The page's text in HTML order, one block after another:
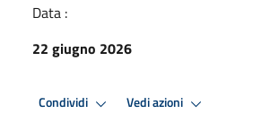
Data :
22 giugno 2026
Condividi Vedi azioni